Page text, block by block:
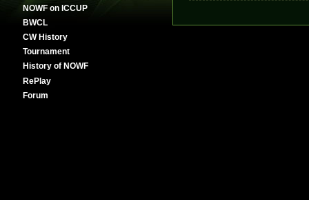
NOWF on ICCUP
BWCL
CW History
Tournament
History of NOWF
RePlay
Forum